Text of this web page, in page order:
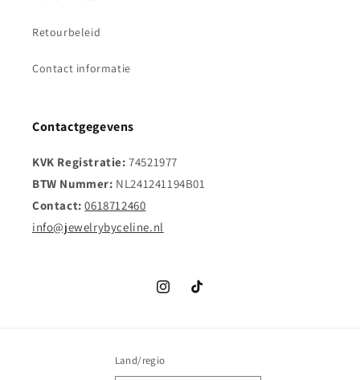
Retourbeleid
Contact informatie
Contactgegevens
KVK Registratie:74521977
BTW Nummer: NL241241194B01
Contact:0618712460
info@jewelrybyceline.nl
InstagramTikTok
Land/regio